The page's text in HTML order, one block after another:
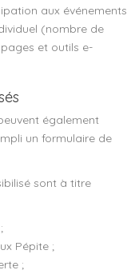
aux événements
(nombre de
et outils e-
également
un formulaire de
sont à titre
Pépite ;
;